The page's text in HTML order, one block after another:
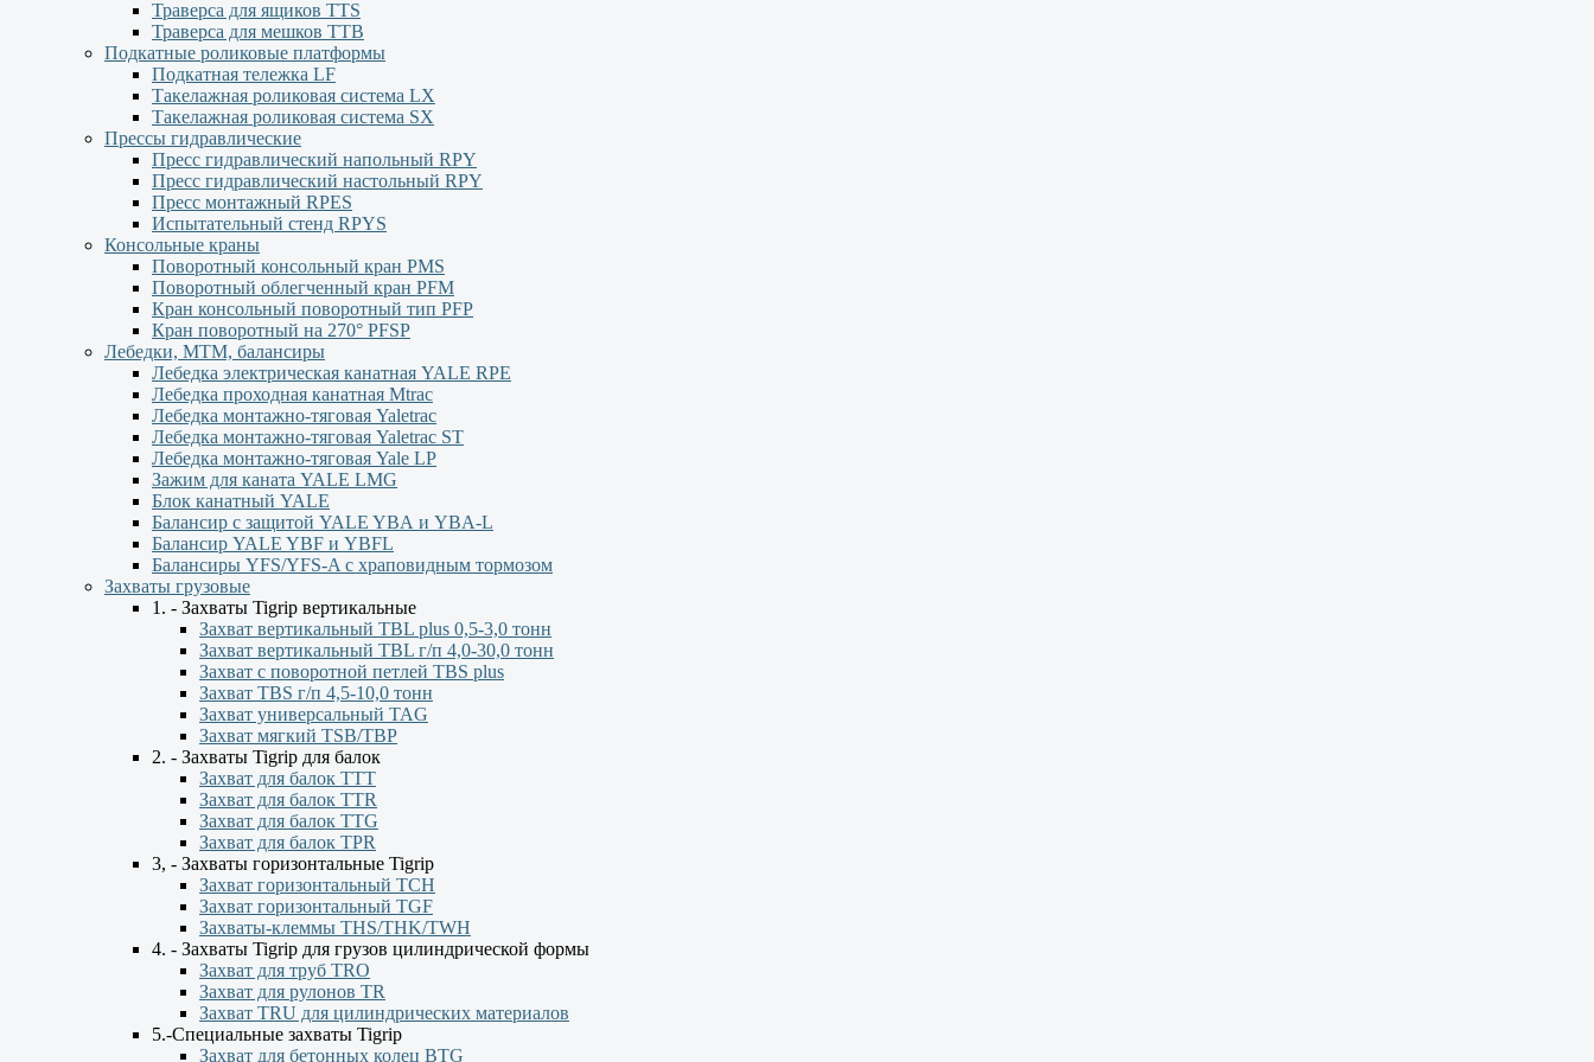
Траверса для ящиков ТТS
Траверса для мешков ТТВ
Подкатные роликовые платформы
Подкатная тележка LF
Такелажная роликовая система LX
Такелажная роликовая система SX
Прессы гидравлические
Пресс гидравлический напольный RPY
Пресс гидравлический настольный RPY
Пресс монтажный RPES
Испытательный стенд RPYS
Консольные краны
Поворотный консольный кран PMS
Поворотный облегченный кран PFM
Кран консольный поворотный тип PFP
Кран поворотный на 270° PFSP
Лебедки, МТМ, балансиры
Лебедка электрическая канатная YALE RPE
Лебедка проходная канатная Mtrac
Лебедка монтажно-тяговая Yaletrac
Лебедка монтажно-тяговая Yaletrac ST
Лебедка монтажно-тяговая Yale LP
Зажим для каната YALE LMG
Блок канатный YALE
Балансир с защитой YALE YBА и YBА-L
Балансир YALE YBF и YBFL
Балансиры YFS/YFS-A с храповидным тормозом
Захваты грузовые
1. - Захваты Tigrip вертикальные
Захват вертикальный TBL plus 0,5-3,0 тонн
Захват вертикальный TBL г/п 4,0-30,0 тонн
Захват с поворотной петлей TBS plus
Захват TBS г/п 4,5-10,0 тонн
Захват универсальный TAG
Захват мягкий TSB/TBP
2. - Захваты Tigrip для балок
Захват для балок ТТТ
Захват для балок TTR
Захват для балок TTG
Захват для балок TPR
3, - Захваты горизонтальные Tigrip
Захват горизонтальный ТСН
Захват горизонтальный ТGF
Захваты-клеммы THS/THK/TWH
4. - Захваты Tigrip для грузов цилиндрической формы
Захват для труб TRO
Захват для рулонов TR
Захват TRU для цилиндрических материалов
5.-Специальные захваты Tigrip
Захват для бетонных колец BTG